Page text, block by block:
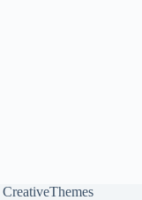
CreativeThemes